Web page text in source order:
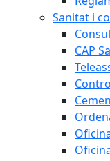
Sanitat i
CAP